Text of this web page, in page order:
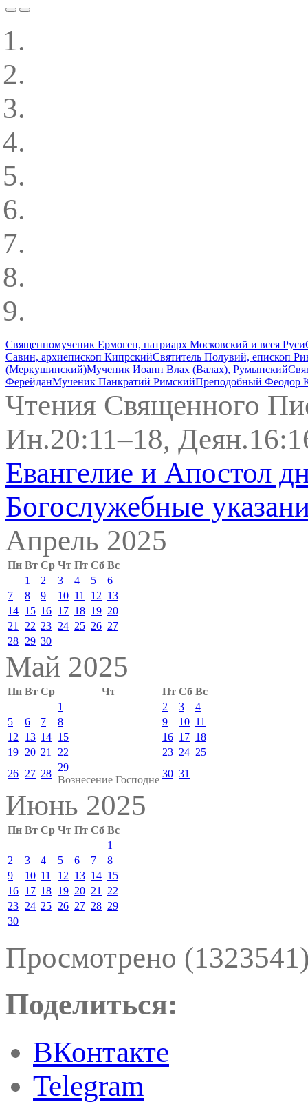
Священномученик Ермоген, патриарх Московский и всея Руси
Савин, архиепископ КипрскийСвятитель Полувий, епископ
(Меркушинский)Мученик Иоанн Влах (Валах), Румынский
ФерейданМученик Панкратий РимскийПреподобный Феодор
Чтения Священного
Ин.20:11–18,
Евангелие и Апостол
Богослужебные
Апрель 2025
Пн Вт Ср Чт Пт Сб Вс
1
2 3 4 5
6
7
8 9 10 11 12 13
14 15 16 17 18 19 20
21
22 23 24 25 26 27
28 29 30
Май 2025
Пн Вт Ср Чт Пт Сб Вс
1
2 3
4
5
6 7 8 9 10 11
12
13 14 15 16 17 18
19 20 21 22 23 24 25
26 27 28
29
Вознесение Господне
30 31
Июнь 2025
Пн Вт Ср Чт Пт Сб Вс
1
2
3 4 5 6 7
8
9
10 11 12 13 14 15
16 17 18 19 20 21
22
23 24 25 26 27 28 29
30
Просмотрено
Поделиться:
ВКонтакте
Telegram